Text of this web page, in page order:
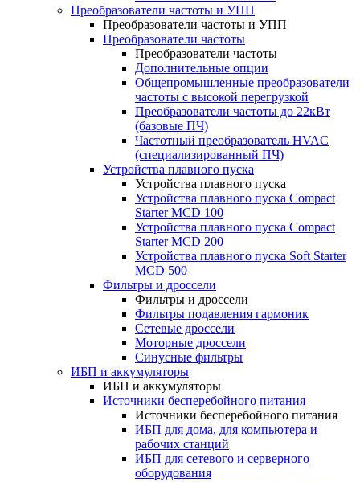
Преобразователи частоты и УПП
Преобразователи частоты и УПП
Преобразователи частоты
Преобразователи частоты
Дополнительные опции
Общепромышленные преобразователи
частоты с высокой перегрузкой
Преобразователи частоты до 22кВт
(базовые ПЧ)
Частотный преобразователь HVAC
(специализированный ПЧ)
Устройства плавного пуска
Устройства плавного пуска
Устройства плавного пуска Compact
Starter MCD 100
Устройства плавного пуска Compact
Starter MCD 200
Устройства плавного пуска Soft Starter
MCD 500
Фильтры и дроссели
Фильтры и дроссели
Фильтры подавления гармоник
Сетевые дроссели
Моторные дроссели
Синусные фильтры
ИБП и аккумуляторы
ИБП и аккумуляторы
Источники бесперебойного питания
Источники бесперебойного питания
ИБП для дома, для компьютера и
рабочих станций
ИБП для сетевого и серверного
оборудования